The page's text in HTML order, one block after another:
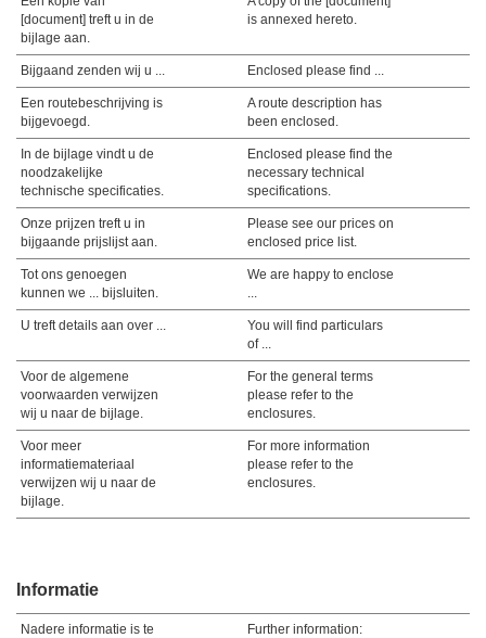
[document] treft u in de
bijlage aan.
is annexed hereto.
Bijgaand zenden wij u ... Enclosed please find ...
Een routebeschrijving is
bijgevoegd.
A route description has
been enclosed.
In de bijlage vindt u de
noodzakelijke
technische specificaties.
Enclosed please find the
necessary technical
specifications.
Onze prijzen treft u in
bijgaande prijslijst aan.
Please see our prices on
enclosed price list.
Tot ons genoegen
kunnen we ... bijsluiten.
We are happy to enclose
...
U treft details aan over ...
You will find particulars
of ...
Voor de algemene
voorwaarden verwijzen
wij u naar de bijlage.
For the general terms
please refer to the
enclosures.
Voor meer
informatiemateriaal
verwijzen wij u naar de
bijlage.
For more information
please refer to the
enclosures.
Informatie
Nadere informatie is te Further information: